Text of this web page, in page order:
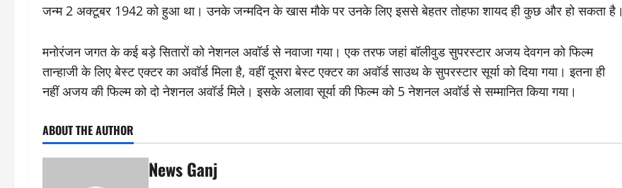
जन्म 2 अक्टूबर 1942 को हुआ था। उनके जन्मदिन के खास मौके पर उनके लिए इससे बेहतर तोहफा शायद ही कुछ और हो सकता है।
मनोरंजन जगत के कई बड़े सितारों को नेशनल अवॉर्ड से नवाजा गया। एक तरफ जहां बॉलीवुड सुपरस्टार अजय देवगन को फिल्म
तान्हाजी के लिए बेस्ट एक्टर का अवॉर्ड मिला है, वहीं दूसरा बेस्ट एक्टर का अवॉर्ड साउथ के सुपरस्टार सूर्या को दिया गया। इतना ही
नहीं अजय की फिल्म को दो नेशनल अवॉर्ड मिले। इसके अलावा सूर्या की फिल्म को 5 नेशनल अवॉर्ड से सम्मानित किया गया।
ABOUT THE AUTHOR
News Ganj